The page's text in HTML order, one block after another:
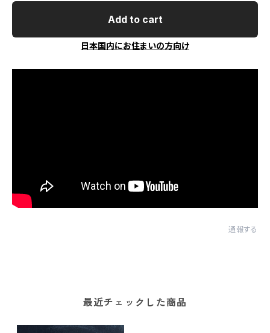
Add to cart
日本国内にお住まいの方向け
通報する
最近チェックした商品